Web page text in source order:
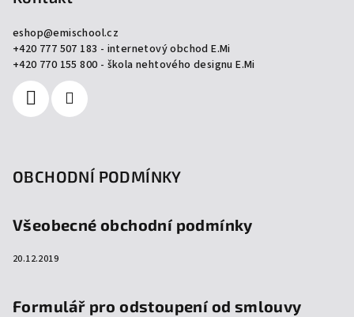
eshop@emischool.cz
+420 777 507 183 - internetový obchod E.Mi
+420 770 155 800 - škola nehtového designu E.Mi
OBCHODNÍ PODMÍNKY
Všeobecné obchodní podmínky
20.12.2019
Formulář pro odstoupení od smlouvy